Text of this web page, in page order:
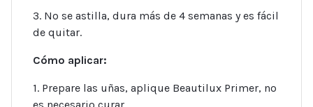
3. No se astilla, dura más de 4 semanas y es fácil
de quitar.
Cómo aplicar:
1. Prepare las uñas, aplique Beautilux Primer, no